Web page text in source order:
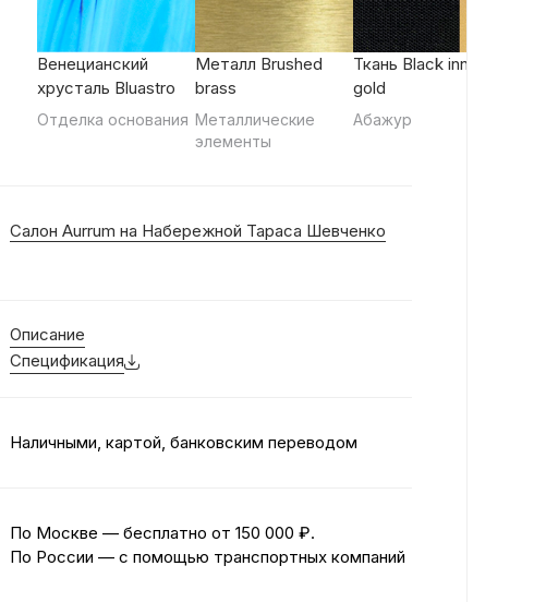
Венецианский
хрусталь Bluastro
Отделка основания
Металл Brushed
brass
Металлические
элементы
Ткань Black inner
gold
Абажур
Салон Aurrum на Набережной Тараса Шевченко
Описание
Спецификация
Наличными, картой, банковским переводом
По Москве — бесплатно от 150 000 ₽.
По России — с помощью транспортных компаний